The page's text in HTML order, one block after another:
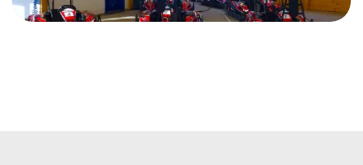
Kartbahn Nendeln